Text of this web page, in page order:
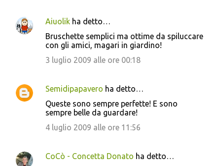
Aiuolik ha detto…
Bruschette semplici ma ottime da spiluccare
con gli amici, magari in giardino!
3 luglio 2009 alle ore 00:18
Semidipapavero ha detto…
Queste sono sempre perfette! E sono
sempre belle da guardare!
4 luglio 2009 alle ore 11:56
CoCò - Concetta Donato ha detto…